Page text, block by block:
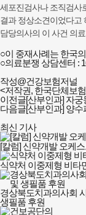
세포진검사나 조직검사
결과 정상소견이었다고
담당의사의 이 사건 의
○이 중재사례는 한국
○의료분쟁 상담센터 :
작성@건강보험저널
<저작권, 한국단체보
이전글[산부인과] 자
다음글[산부인과] 양
최신 기사
[칼럼] 신약개발 오케
식약처 이중제형 비타
경상북도치과의사회
생필품 후원